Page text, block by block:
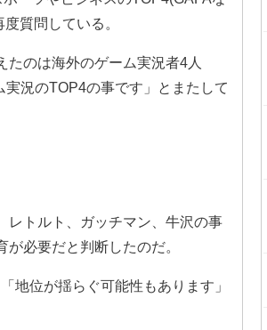
質問している。
たのは海外のゲーム実況者4人
況のTOP4の事です」とまたして
レトルト、ガッチマン、牛沢の事
必要だと判断したのだ。
地位が揺らぐ可能性もあります」